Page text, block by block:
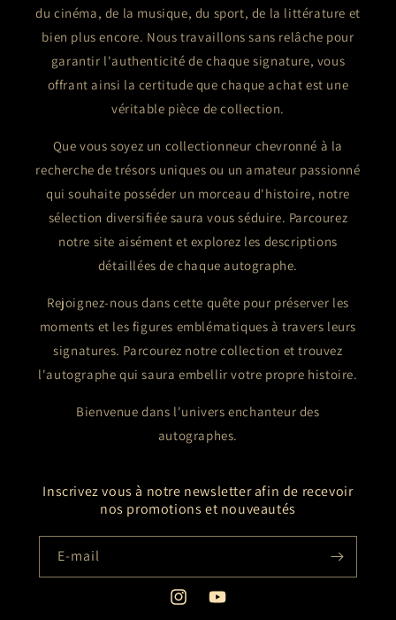
du cinéma, de la musique, du sport, de la littérature et
bien plus encore. Nous travaillons sans relâche pour
garantir l'authenticité de chaque signature, vous
offrant ainsi la certitude que chaque achat est une
véritable pièce de collection.
Que vous soyez un collectionneur chevronné à la
recherche de trésors uniques ou un amateur passionné
qui souhaite posséder un morceau d'histoire, notre
sélection diversifiée saura vous séduire. Parcourez
notre site aisément et explorez les descriptions
détaillées de chaque autographe.
Rejoignez-nous dans cette quête pour préserver les
moments et les figures emblématiques à travers leurs
signatures. Parcourez notre collection et trouvez
l'autographe qui saura embellir votre propre histoire.
Bienvenue dans l'univers enchanteur des
autographes.
Inscrivez vous à notre newsletter afin de recevoir
nos promotions et nouveautés
E-mail
InstagramYouTube